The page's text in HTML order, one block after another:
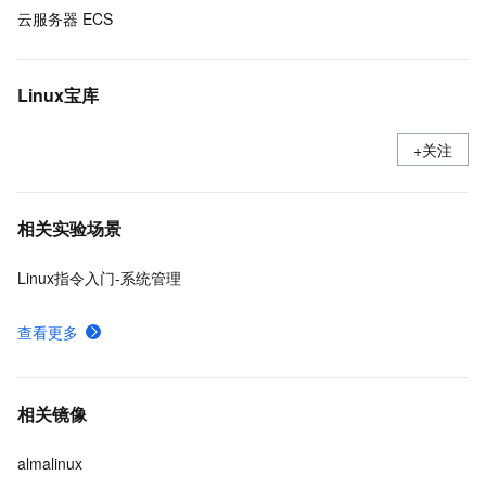
云服务器 ECS
Linux宝库
+关注
相关实验场景
Linux指令入门-系统管理
查看更多
相关镜像
almalinux